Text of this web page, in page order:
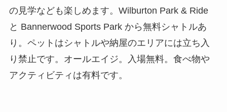
の見学なども楽しめます。Wilburton Park & Ride
と Bannerwood Sports Park から無料シャトルあ
り。ペットはシャトルや納屋のエリアには立ち入
り禁止です。オールエイジ。入場無料。食べ物や
アクティビティは有料です。